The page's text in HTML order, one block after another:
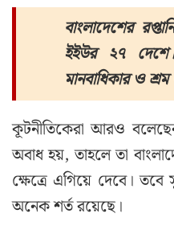
বাংলাদেশের
ইইউর ২৭
মানবাধিকার ও
কূটনীতিকেরা আরও
অবাধ হয়, তাহলে তা
ক্ষেত্রে এগিয়ে দেবে। তবে
অনেক শর্ত রয়েছে।